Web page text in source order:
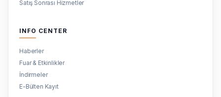
Satış Sonrası Hizmetler
INFO CENTER
Haberler
Fuar & Etkinlikler
İndirmeler
E-Bülten Kayıt